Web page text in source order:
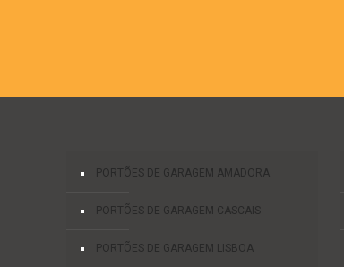
PORTÕES DE GARAGEM AMADORA
PORTÕES DE GARAGEM CASCAIS
PORTÕES DE GARAGEM LISBOA